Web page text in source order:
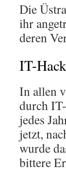
Die
ihr
deren
IT-
In allen
durch
jedes
jetzt,
wurde
bittere